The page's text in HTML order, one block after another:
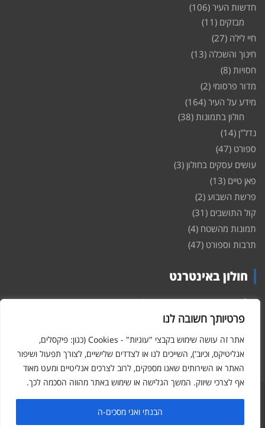
פרטיותך חשובה לנו
אתר זה עושה שימוש בקבצי "עוגיות" - Cookies (כגון: פיקסלים,
אנליטיקס, וכיוב'), השייכים לנו או לצדדים שלישיים, לצורך תפעול ושיפור
האתר או השירותים שאנו מספקים, לרוב לצרכים אנליטיים ומעט מאוד
אף לצרכי שיווק. המשך הגלישה או שימוש באתר מהווה הסכמה לכך.
הבנתי ואני מסכים-ה
חדשות העיר (106)
מבזקים (11)
חיי לילה (27)
חינוך והשכלה (13)
חסויות (8)
מדור פרסומי (2)
מידע על העיר (164)
חולון בתמונות (38)
נדל"ן (14)
ספורט (47)
עושים עסקים בחולון (3)
פאן טיים (13)
פרשת השבוע (2)
קול התושבים (31)
תמונות מהשטח (4)
תרבות וספורט (47)
חולון באינטרנט
חולוןבאינטרנט – האתר שמביא לכם עדכונים ומידע מהשטח מהעיר
חולון. במה פתוחה לקול תושבי חולון באינטרנט, מידע על
ופרוייקטים חדשים בעיר, חיי לילה, וכן טורי דעה, עסקים בחולון, ודיונים על
הנעשה בעיר. אתם מוזמנים ומוזמנות להשתתף בדיון ולשלוח לנו כתבות
ואף להגיב על הכתבות המפורסמות באתר.
Copyright © 2026Hcity – חולון באינטרנט
פורטל חולון באינטרנט - כל המידע והעדכונים על העיר חולון